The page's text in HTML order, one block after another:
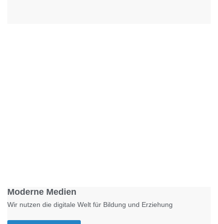
Moderne Medien
Wir nutzen die digitale Welt für Bildung und Erziehung